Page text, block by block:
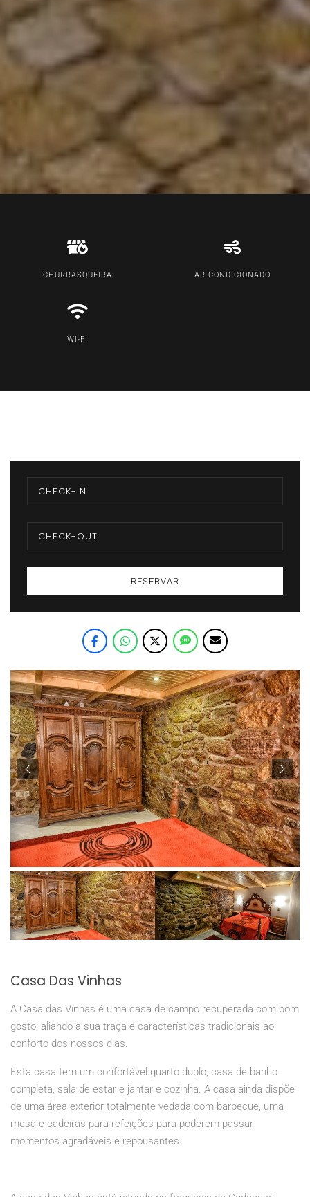
CHURRASQUEIRA AR CONDICIONADO
WI-FI
Casa Das Vinhas
A Casa das Vinhas é uma casa de campo recuperada com bom
gosto, aliando a sua traça e características tradicionais ao
conforto dos nossos dias.
Esta casa tem um confortável quarto duplo, casa de banho
completa, sala de estar e jantar e cozinha. A casa ainda dispõe
de uma área exterior totalmente vedada com barbecue, uma
mesa e cadeiras para refeições para poderem passar
momentos agradáveis e repousantes.
RESERVAR